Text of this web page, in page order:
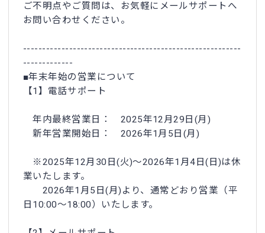
ご不明点やご質問は、お気軽にメールサポートへ
お問い合わせください。
---------------------------------------------------------
-------------
■年末年始の営業について
【1】電話サポート
年内最終営業日： 2025年12月29日(月)
新年営業開始日： 2026年1月5日(月)
※2025年12月30日(火)〜2026年1月4日(日)は休
業いたします。
2026年1月5日(月)より、通常どおり営業（平
日10:00〜18:00）いたします。